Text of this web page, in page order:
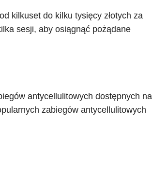
kilkuset do kilku tysięcy złotych za
sesji, aby osiągnąć pożądane
antycellulitowych dostępnych na
zabiegów antycellulitowych